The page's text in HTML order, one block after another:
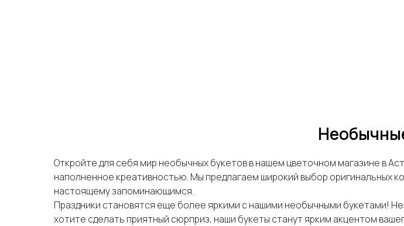
Откройте для себя мир необычных букетов в нашем цветочном магазине в
наполненное креативностью. Мы предлагаем широкий выбор оригинальных
настоящему запоминающимся.
Праздники становятся еще более яркими с нашими необычными букетами!
хотите сделать приятный сюрприз, наши букеты станут ярким акцентом